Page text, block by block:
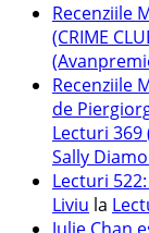
Recenziile
(CRIME
Recenziile
de
Lecturi 369
Sally
Lecturi
Liviu la